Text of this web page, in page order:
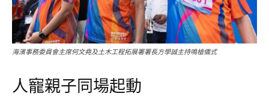
海濱事務委員會主席何文堯及土木工程拓展署署長方學誠主持鳴槍儀式
人寵親子同場起動